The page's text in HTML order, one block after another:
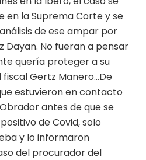
en la Suprema Corte y se
de ese ampar por
Dayan. No fueran a pensar
quería proteger a su
Gertz Manero…De
estuvieron en contacto
antes de que se
de Covid, solo
y lo informaron
del procurador del